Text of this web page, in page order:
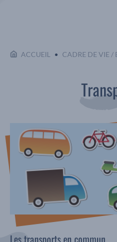
ACCUEIL CADRE DE VIE